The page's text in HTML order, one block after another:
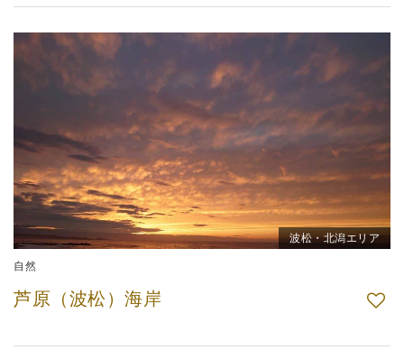
波松・北潟エリア
自然
芦原（波松）海岸